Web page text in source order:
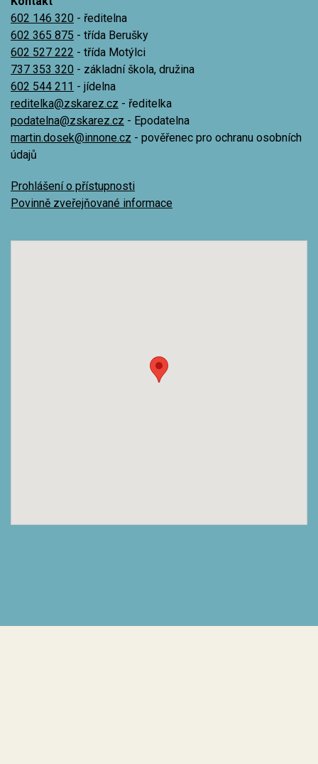
602 146 320 - ředitelna
602 365 875 - třída Berušky
602 527 222 - třída Motýlci
737 353 320 - základní škola, družina
602 544 211 - jídelna
reditelka@zskarez.cz - ředitelka
podatelna@zskarez.cz - Epodatelna
martin.dosek@innone.cz - pověřenec pro ochranu osobních
údajů
Prohlášení o přístupnosti
Povinně zveřejňované informace